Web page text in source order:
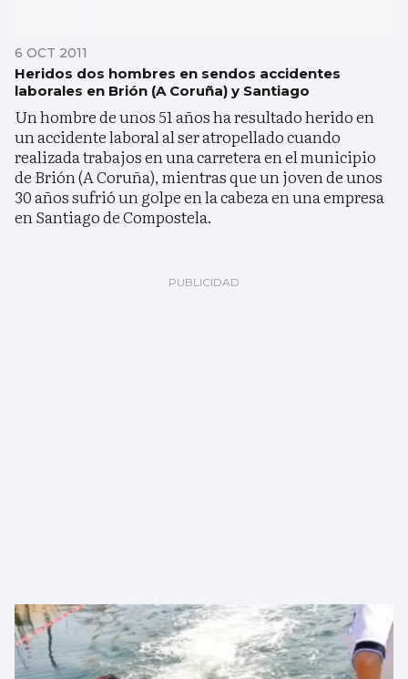
6 OCT 2011
Heridos dos hombres en sendos accidentes
laborales en Brión (A Coruña) y Santiago
Un hombre de unos 51 años ha resultado herido en
un accidente laboral al ser atropellado cuando
realizada trabajos en una carretera en el municipio
de Brión (A Coruña), mientras que un joven de unos
30 años sufrió un golpe en la cabeza en una empresa
en Santiago de Compostela.